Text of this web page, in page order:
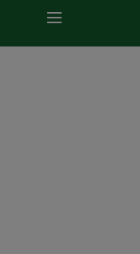
MENÚ